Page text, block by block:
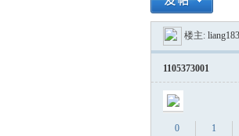
» ›
楼主: liang183
1105373001
0
1